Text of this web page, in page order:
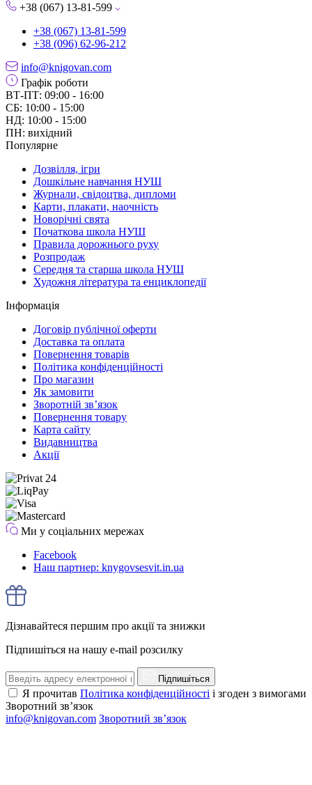
+38 (067) 13-81-599
+38 (067) 13-81-599
+38 (096) 62-96-212
info@knigovan.com
Графік роботи
ВТ-ПТ: 09:00 - 16:00
СБ: 10:00 - 15:00
НД: 10:00 - 15:00
ПН: вихідний
Популярне
Дозвілля, ігри
Дошкільне навчання НУШ
Журнали, свідоцтва, дипломи
Карти, плакати, наочність
Новорічні свята
Початкова школа НУШ
Правила дорожнього руху
Розпродаж
Середня та старша школа НУШ
Художня література та енциклопедії
Інформація
Договір публічної оферти
Доставка та оплата
Повернення товарів
Політика конфіденційності
Про магазин
Як замовити
Зворотній зв’язок
Повернення товару
Карта сайту
Видавництва
Акції
Ми у соціальних мережах
Facebook
Наш партнер: knygovsesvit.in.ua
Дізнавайтеся першим про акції та знижки
Підпишіться на нашу e-mail розсилку
Підпишіться
Я прочитав Політика конфіденційності і згоден з вимогами
Зворотний зв’язок
info@knigovan.com Зворотний зв’язок